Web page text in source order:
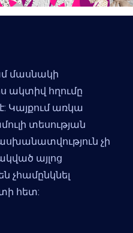
մասնակի
ակտիվ հղումը
Կայքում առկա
տեսության
չի
այլոց
չհամընկնել
հետ: